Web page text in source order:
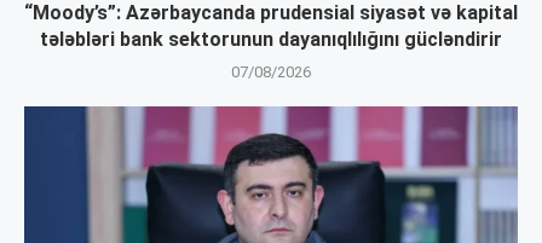
“Moody’s”: Azərbaycanda prudensial siyasət və kapital
tələbləri bank sektorunun dayanıqlılığını gücləndirir
07/08/2026